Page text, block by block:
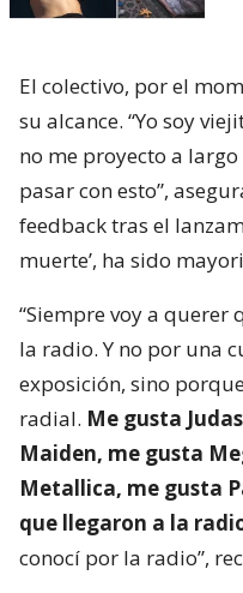
El colectivo, por el
su alcance. “Yo soy
no me proyecto a
pasar con esto”,
feedback tras el
muerte’, ha sido
“Siempre voy a querer
la radio. Y no por una
exposición, sino
radial. Me gusta
Maiden, me gusta
Metallica, me gusta
que llegaron a la
conocí por la radio”,